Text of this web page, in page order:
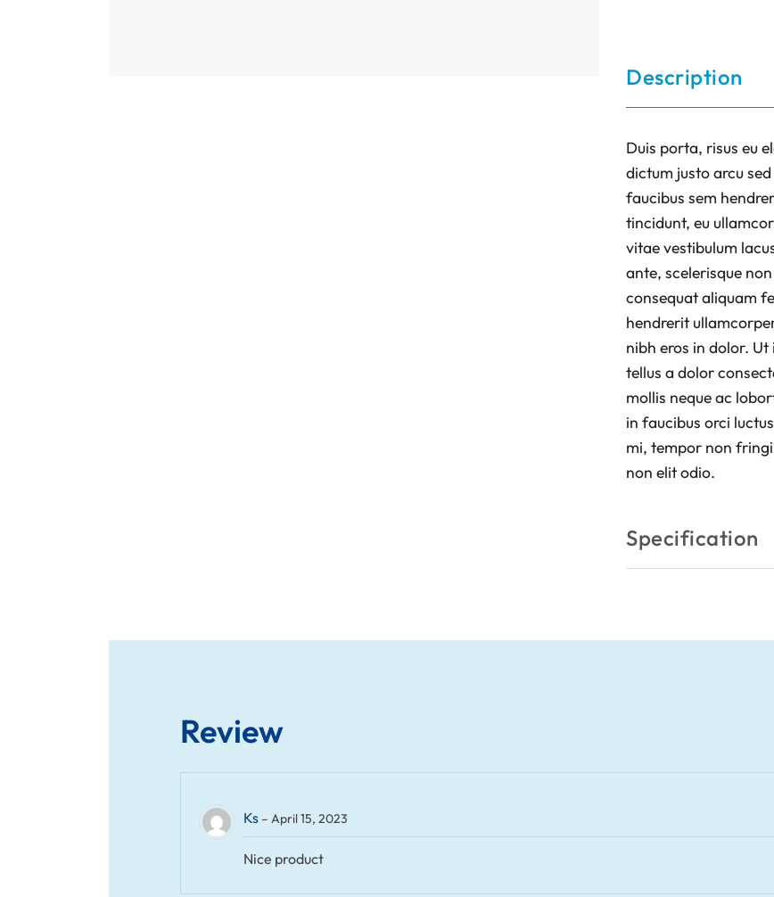
Description
Duis porta, risus eu
dictum justo arcu
faucibus sem
tincidunt, eu
vitae vestibulum
ante, scelerisque
consequat aliquam
hendrerit
nibh eros in dolor.
tellus a dolor
mollis neque ac
in faucibus orci
mi, tempor non
non elit odio.
Specification
Review
Ks – April 15, 2023
Nice product